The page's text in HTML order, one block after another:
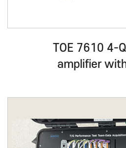
TOE 7610 4-
amplifier